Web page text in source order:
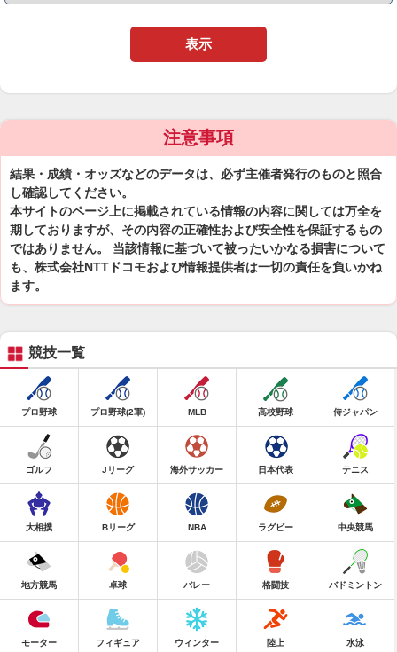
表示
注意事項
結果・成績・オッズなどのデータは、必ず主催者発行のものと照合
し確認してください。
本サイトのページ上に掲載されている情報の内容に関しては万全を
期しておりますが、その内容の正確性および安全性を保証するもの
ではありません。 当該情報に基づいて被ったいかなる損害について
も、株式会社NTTドコモおよび情報提供者は一切の責任を負いかね
ます。
競技一覧
プロ野球 プロ野球(2軍) MLB 高校野球 侍ジャパン
ゴルフ Jリーグ 海外サッカー 日本代表 テニス
大相撲 Bリーグ NBA ラグビー 中央競馬
地方競馬 卓球 バレー 格闘技 バドミントン
モーター フィギュア ウィンター 陸上 水泳